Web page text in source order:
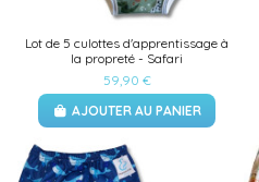
Lot de 5 culottes d'apprentissage à
la propreté - Safari
59,90 €
AJOUTER AU PANIER